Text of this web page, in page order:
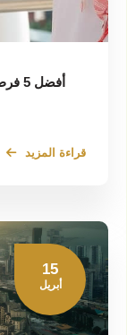
قراءة المزيد
15
أبريل